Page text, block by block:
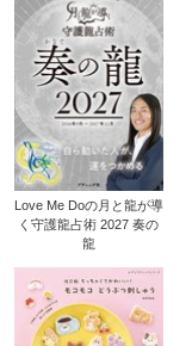
Love Me Doの月と龍が導
く守護龍占術 2027 奏の
龍